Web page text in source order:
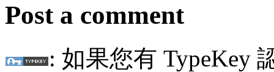
Post a comment
: 如果您有 TypeKey